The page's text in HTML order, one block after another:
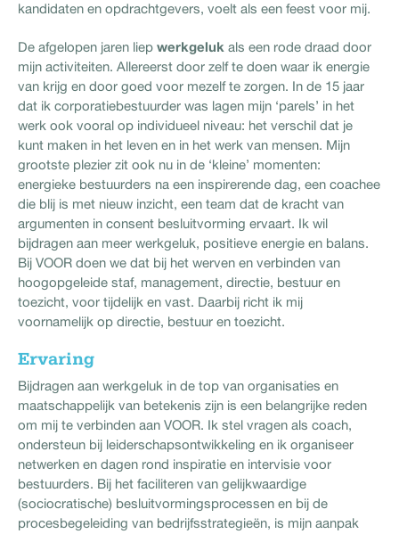
kandidaten en opdrachtgevers, voelt als een feest voor mij.
De afgelopen jaren liep werkgeluk als een rode draad door
mijn activiteiten. Allereerst door zelf te doen waar ik energie
van krijg en door goed voor mezelf te zorgen. In de 15 jaar
dat ik corporatiebestuurder was lagen mijn ‘parels’ in het
werk ook vooral op individueel niveau: het verschil dat je
kunt maken in het leven en in het werk van mensen. Mijn
grootste plezier zit ook nu in de ‘kleine’ momenten:
energieke bestuurders na een inspirerende dag, een coachee
die blij is met nieuw inzicht, een team dat de kracht van
argumenten in consent besluitvorming ervaart. Ik wil
bijdragen aan meer werkgeluk, positieve energie en balans.
Bij VOOR doen we dat bij het werven en verbinden van
hoogopgeleide staf, management, directie, bestuur en
toezicht, voor tijdelijk en vast. Daarbij richt ik mij
voornamelijk op directie, bestuur en toezicht.
Ervaring
Bijdragen aan werkgeluk in de top van organisaties en
maatschappelijk van betekenis zijn is een belangrijke reden
om mij te verbinden aan VOOR. Ik stel vragen als coach,
ondersteun bij leiderschapsontwikkeling en ik organiseer
netwerken en dagen rond inspiratie en intervisie voor
bestuurders. Bij het faciliteren van gelijkwaardige
(sociocratische) besluitvormingsprocessen en bij de
procesbegeleiding van bedrijfsstrategieën, is mijn aanpak